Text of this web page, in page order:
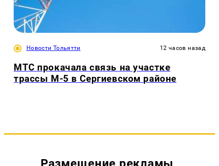
Новости Тольятти 12 часов назад
МТС прокачала связь на участке
трассы М-5 в Сергиевском районе